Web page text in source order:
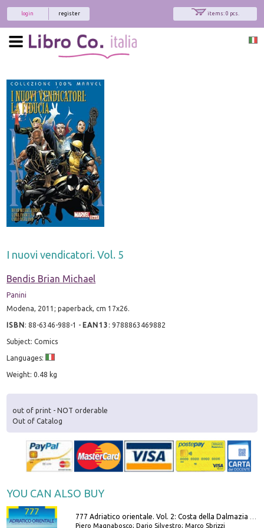
items: 0 pcs.
register
login
I nuovi vendicatori. Vol. 5
Bendis Brian Michael
Panini
Modena, 2011; paperback, cm 17x26.
ISBN:88-6346-988-1 - EAN13 :9788863469882
Subject: Comics
Languages:
Weight: 0.48 kg
out of print - NOT orderable
Out of Catalog
YOU CAN ALSO BUY
Piero Magnabosco; Dario Silvestro; Marco Sbrizzi